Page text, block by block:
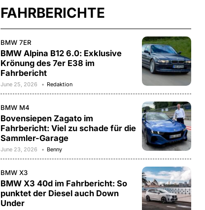
FAHRBERICHTE
BMW 7ER
BMW Alpina B12 6.0: Exklusive
Krönung des 7er E38 im
Fahrbericht
June 25, 2026 Redaktion
BMW M4
Bovensiepen Zagato im
Fahrbericht: Viel zu schade für die
Sammler-Garage
June 23, 2026 Benny
BMW X3
BMW X3 40d im Fahrbericht: So
punktet der Diesel auch Down
Under